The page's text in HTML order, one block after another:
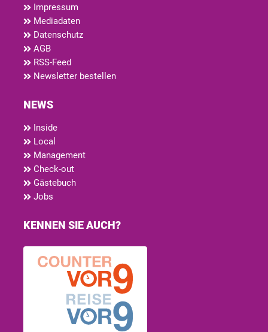
Impressum
Mediadaten
Datenschutz
AGB
RSS-Feed
Newsletter bestellen
NEWS
Inside
Local
Management
Check-out
Gästebuch
Jobs
KENNEN SIE AUCH?